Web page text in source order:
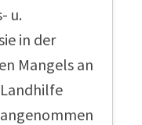
u.
in der
Mangels an